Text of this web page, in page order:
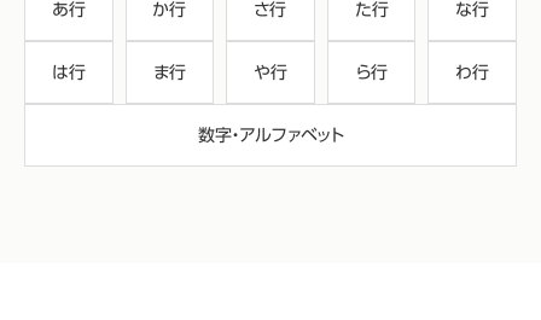
あ行 か行 さ行 た行 な行
は行 ま行 や行 ら行 わ行
数字・アルファベット